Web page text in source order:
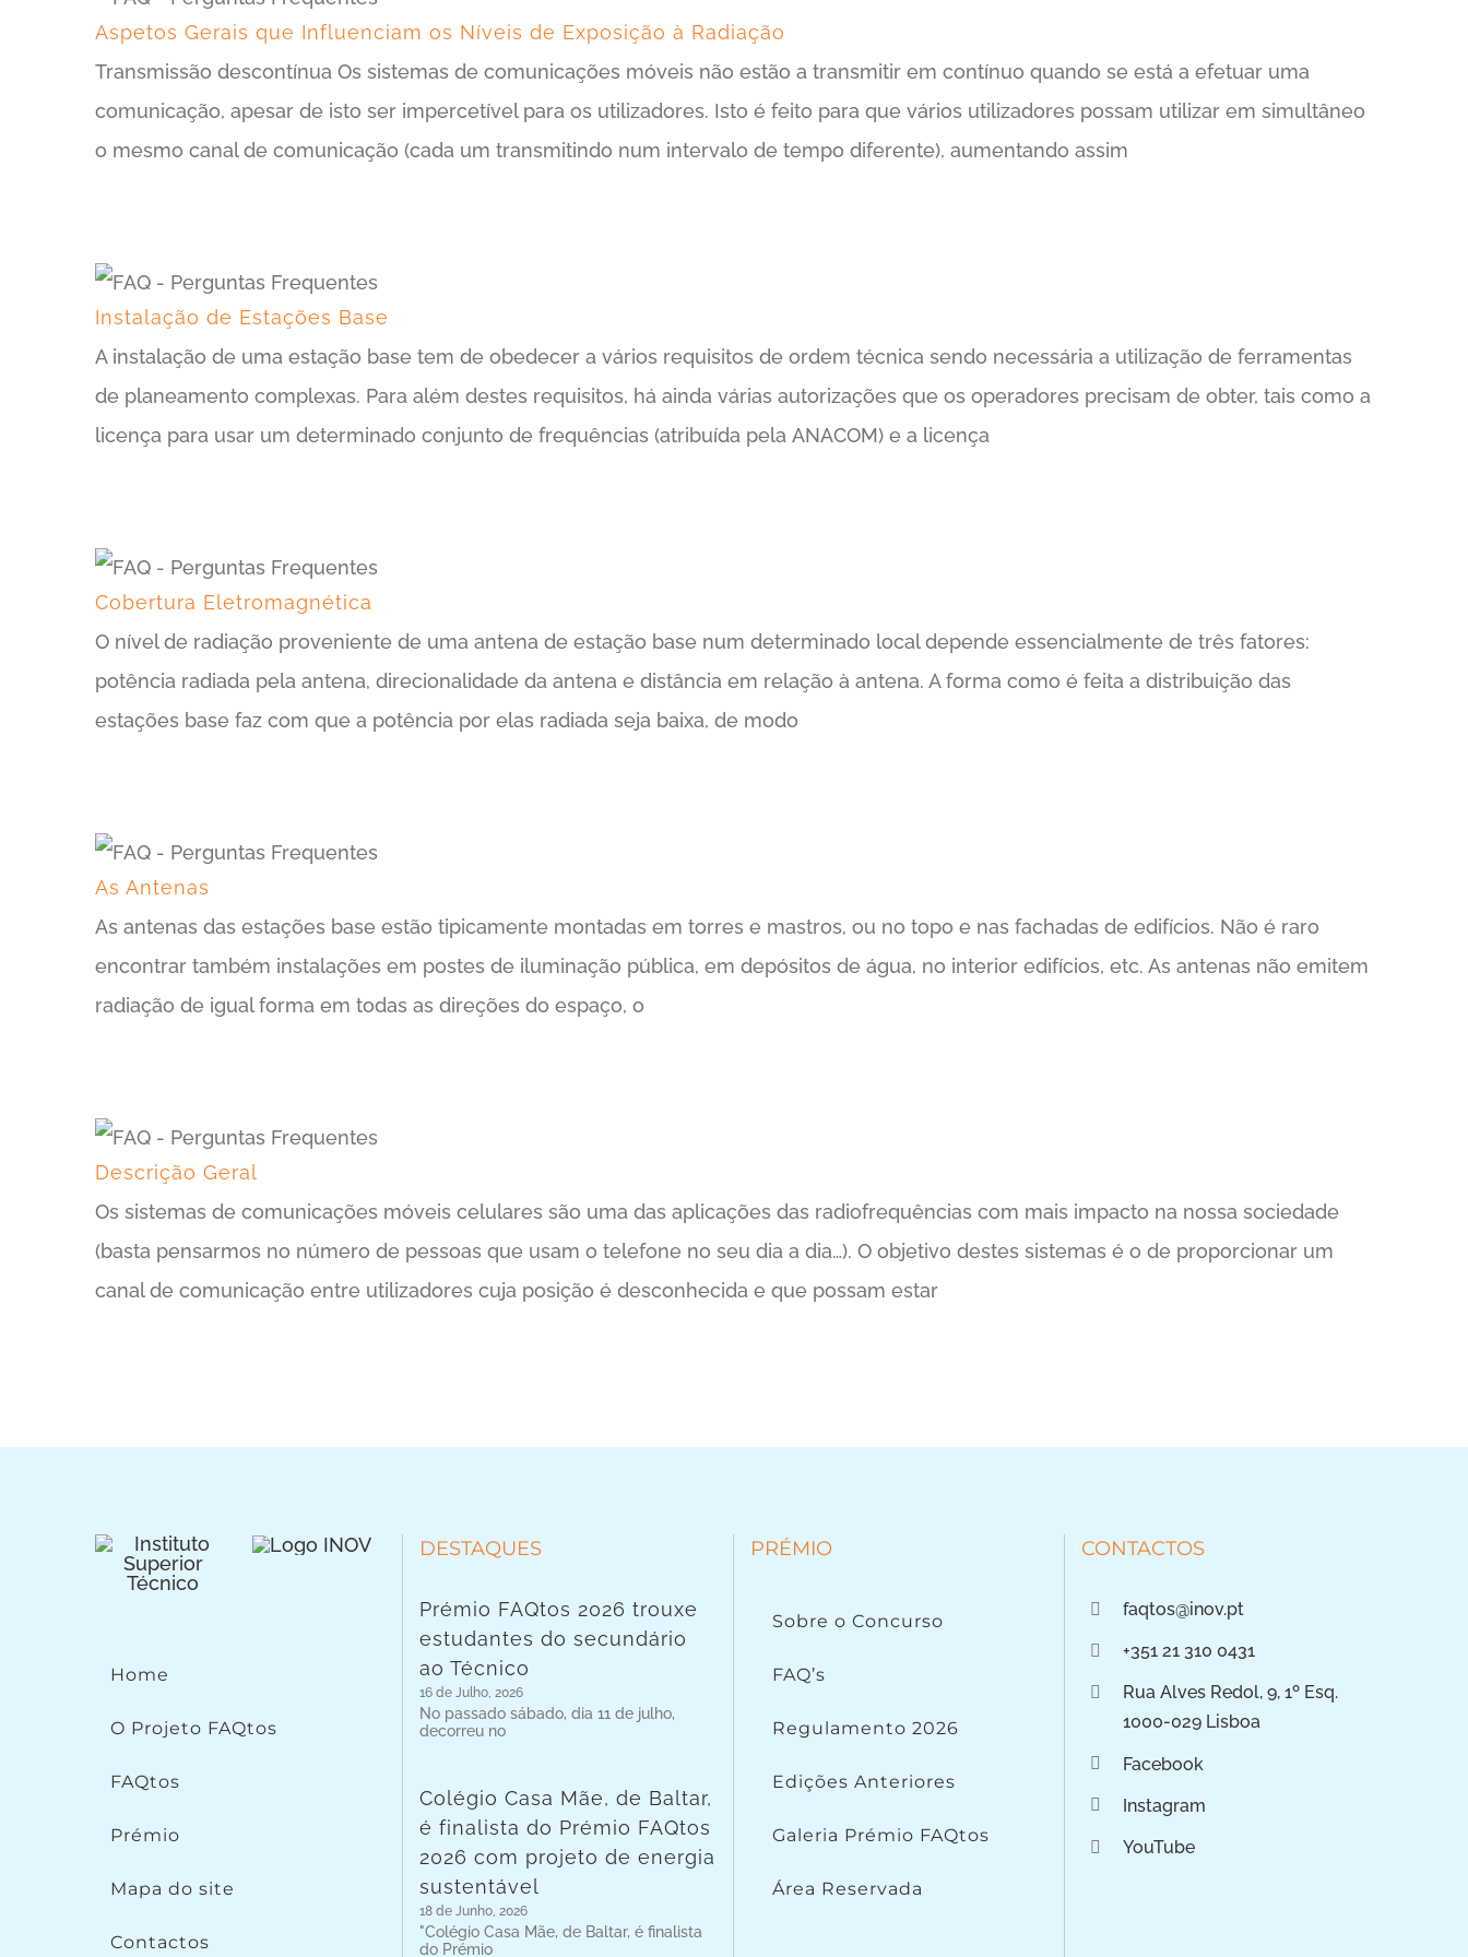
Aspetos Gerais que Influenciam os Níveis de Exposição à Radiação
Transmissão descontínua Os sistemas de comunicações móveis não estão a transmitir em contínuo quando se está a efetuar uma
comunicação, apesar de isto ser impercetível para os utilizadores. Isto é feito para que vários utilizadores possam utilizar em simultâneo
o mesmo canal de comunicação (cada um transmitindo num intervalo de tempo diferente), aumentando assim
Instalação de Estações Base
A instalação de uma estação base tem de obedecer a vários requisitos de ordem técnica sendo necessária a utilização de ferramentas
de planeamento complexas. Para além destes requisitos, há ainda várias autorizações que os operadores precisam de obter, tais como a
licença para usar um determinado conjunto de frequências (atribuída pela ANACOM) e a licença
Cobertura Eletromagnética
O nível de radiação proveniente de uma antena de estação base num determinado local depende essencialmente de três fatores:
potência radiada pela antena, direcionalidade da antena e distância em relação à antena. A forma como é feita a distribuição das
estações base faz com que a potência por elas radiada seja baixa, de modo
As Antenas
As antenas das estações base estão tipicamente montadas em torres e mastros, ou no topo e nas fachadas de edifícios. Não é raro
encontrar também instalações em postes de iluminação pública, em depósitos de água, no interior edifícios, etc. As antenas não emitem
radiação de igual forma em todas as direções do espaço, o
Descrição Geral
Os sistemas de comunicações móveis celulares são uma das aplicações das radiofrequências com mais impacto na nossa sociedade
(basta pensarmos no número de pessoas que usam o telefone no seu dia a dia…). O objetivo destes sistemas é o de proporcionar um
canal de comunicação entre utilizadores cuja posição é desconhecida e que possam estar
Home
O Projeto FAQtos
FAQtos
Prémio
Mapa do site
Contactos
DESTAQUES
Prémio FAQtos 2026 trouxe
estudantes do secundário
ao Técnico
16 de Julho, 2026
No passado sábado, dia 11 de julho,
decorreu no
Colégio Casa Mãe, de Baltar,
é finalista do Prémio FAQtos
2026 com projeto de energia
sustentável
18 de Junho, 2026
"Colégio Casa Mãe, de Baltar, é finalista
do Prémio
PRÉMIO
Sobre o Concurso
FAQ’s
Regulamento 2026
Edições Anteriores
Galeria Prémio FAQtos
Área Reservada
CONTACTOS
faqtos@inov.pt
+351 21 310 0431
Rua Alves Redol, 9, 1º Esq.
1000-029 Lisboa
Facebook
Instagram
YouTube